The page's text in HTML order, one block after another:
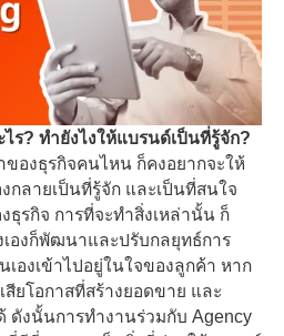
ร? ทำยังไงให้แบรนด์เป็นที่รู้จัก?
ของธุรกิจคนไหน ก็คงอยากจะให้
กลายเป็นที่รู้จัก และเป็นที่สนใจ
รกิจ การที่จะทำสิ่งเหล่านั้น ก็
เองก็พัฒนาและปรับกลยุทธ์การ
องเข้าไปอยู่ในใจของลูกค้า หาก
สียโอกาสที่สร้างยอดขาย และ
ดังนั้นการทำงานร่วมกับ Agency